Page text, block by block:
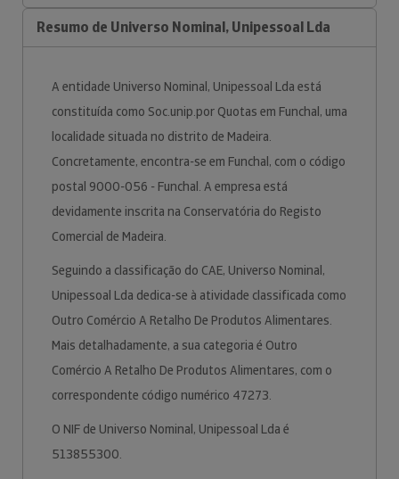
Resumo de Universo Nominal, Unipessoal Lda
A entidade Universo Nominal, Unipessoal Lda está
constituída como Soc.unip.por Quotas em Funchal, uma
localidade situada no distrito de Madeira.
Concretamente, encontra-se em Funchal, com o código
postal 9000-056 - Funchal. A empresa está
devidamente inscrita na Conservatória do Registo
Comercial de Madeira.
Seguindo a classificação do CAE, Universo Nominal,
Unipessoal Lda dedica-se à atividade classificada como
Outro Comércio A Retalho De Produtos Alimentares.
Mais detalhadamente, a sua categoria é Outro
Comércio A Retalho De Produtos Alimentares, com o
correspondente código numérico 47273.
O NIF de Universo Nominal, Unipessoal Lda é
513855300.